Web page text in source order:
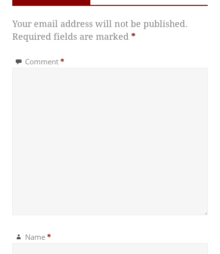
Your email address will not be published.
Required fields are marked *
Comment *
Name *